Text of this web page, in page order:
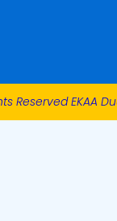
Reserved EKAA